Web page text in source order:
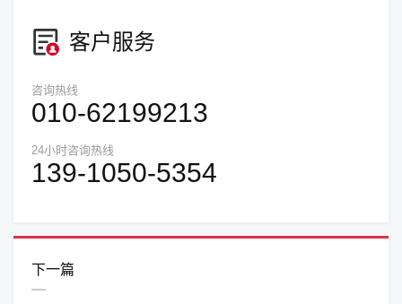
客户服务
咨询热线
010-62199213
24小时咨询热线
139-1050-5354
下一篇